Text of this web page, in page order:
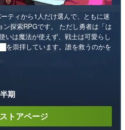
ティから1人だけ選んで、ともに迷
探索RPGです。 ただし勇者は「は
いは魔法が使えず、戦士は可愛らし
を崇拝しています。誰を救うのかを
期
トアページ